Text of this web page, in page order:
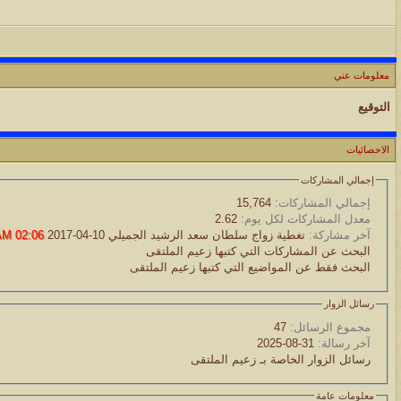
معلومات عني
التوقيع
الاحصائيات
إجمالي المشاركات
إجمالي المشاركات:
معدل المشاركات لكل يوم:
آخر مشاركة: تغطية زواج سلطان سعد الرشيد الجميلي
02:06 AM
البحث عن المشاركات التي كتبها زعيم الملتقى
البحث فقط عن المواضيع التي كتبها زعيم الملتقى
رسائل الزوار
مجموع الرسائل:
آخر رسالة:
رسائل الزوار الخاصة بـ زعيم الملتقى
معلومات عامة